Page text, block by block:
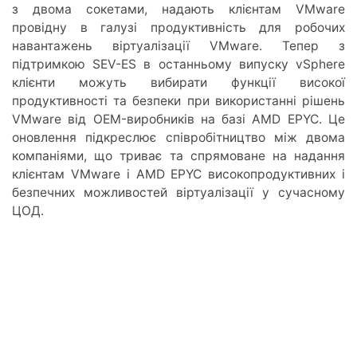
з двома сокетами, надають клієнтам VMware
провідну в галузі продуктивність для робочих
навантажень віртуалізації VMware. Тепер з
підтримкою SEV-ES в останньому випуску vSphere
клієнти можуть вибирати функції високої
продуктивності та безпеки при використанні рішень
VMware від OEM-виробників на базі AMD EPYC. Це
оновлення підкреслює співробітництво між двома
компаніями, що триває та спрямоване на надання
клієнтам VMware і AMD EPYC високопродуктивних і
безпечних можливостей віртуалізації у сучасному
ЦОД.